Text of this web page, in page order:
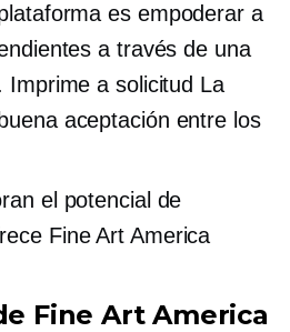
es empoderar a
a través de una
Imprime a solicitud La
aceptación entre los
el potencial de
Fine Art America
Fine Art America